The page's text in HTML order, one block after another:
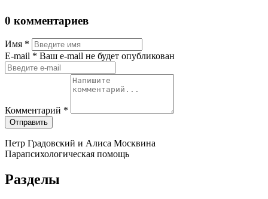
0 комментариев
Имя *
Е-mail * Ваш e-mail не будет опубликован
Комментарий *
Отправить
Петр Градовский и Алиса Москвина
Парапсихологическая помощь
Разделы